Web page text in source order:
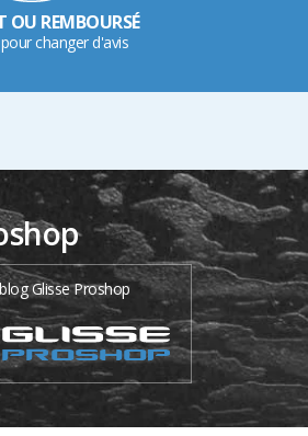
OU REMBOURSÉ
changer d'avis
Glisse Proshop